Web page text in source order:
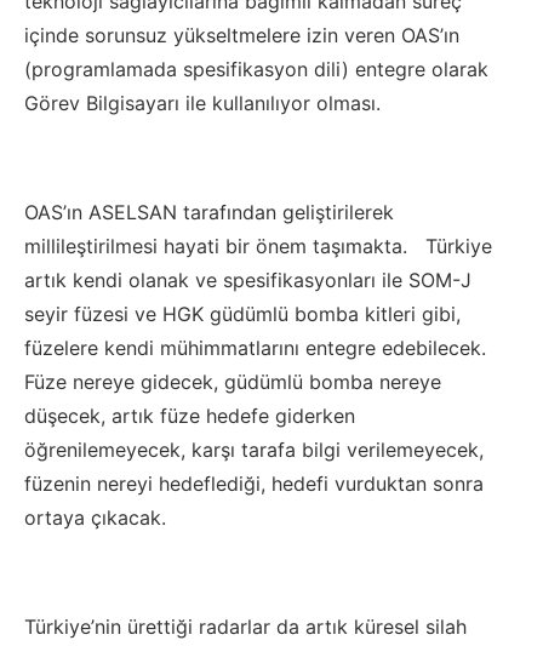
içinde sorunsuz yükseltmelere izin veren OAS’ın
(programlamada spesifikasyon dili) entegre olarak
Görev Bilgisayarı ile kullanılıyor olması.
OAS’ın ASELSAN tarafından geliştirilerek
millileştirilmesi hayati bir önem taşımakta. Türkiye
artık kendi olanak ve spesifikasyonları ile SOM-J
seyir füzesi ve HGK güdümlü bomba kitleri gibi,
füzelere kendi mühimmatlarını entegre edebilecek.
Füze nereye gidecek, güdümlü bomba nereye
düşecek, artık füze hedefe giderken
öğrenilemeyecek, karşı tarafa bilgi verilemeyecek,
füzenin nereyi hedeflediği, hedefi vurduktan sonra
ortaya çıkacak.
Türkiye’nin ürettiği radarlar da artık küresel silah